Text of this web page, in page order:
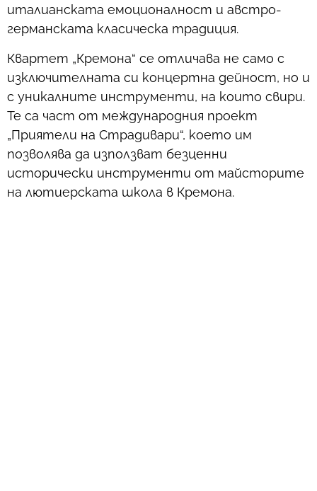
италианската емоционалност и австро-
германската класическа традиция.
Квартет „Кремона“ се отличава не само с
изключителната си концертна дейност, но и
с уникалните инструменти, на които свири.
Те са част от международния проект
„Приятели на Страдивари“, което им
позволява да използват безценни
исторически инструменти от майсторите
на лютиерската школа в Кремона.